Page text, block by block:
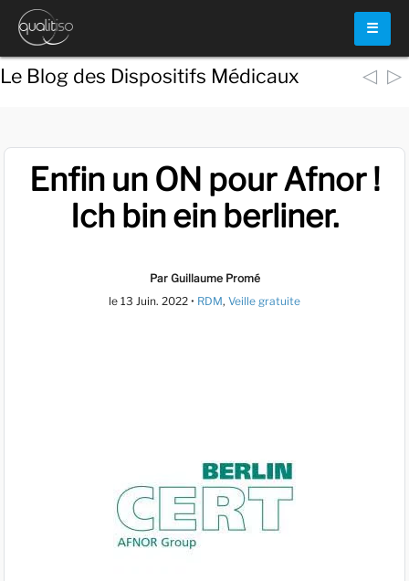
☰
Le Blog des Dispositifs Médicaux ◁ ▷
Enfin un ON pour Afnor !
Ich bin ein berliner.
Par Guillaume Promé
le 13 Juin. 2022 • RDM, Veille gratuite